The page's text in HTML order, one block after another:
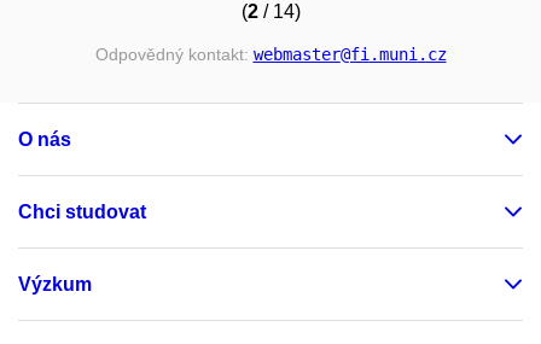
(2/ 14)
Odpovědný kontakt: webmaster@fi.muni.cz
O nás
Chci studovat
Výzkum